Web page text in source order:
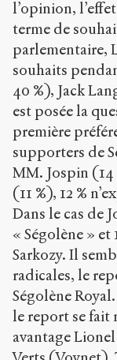
l’opinion,
terme de
parlementaire,
souhaits
40 %), Jack
est posée la
première
supporters de
MM. Jospin (14
(11 %), 12 %
Dans le cas de
« Ségolène » et
Sarkozy. Il
radicales, le
Ségolène
le report se fait
avantage